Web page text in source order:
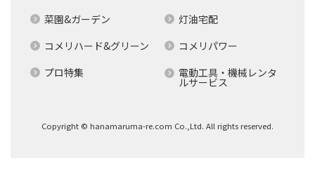
菜園&ガーデン
灯油宅配
コメリハード&グリーン
コメリパワー
プロ特集
電動工具・機械レンタ
ルサービス
Copyright © hanamaruma-re.com Co.,Ltd. All rights reserved.